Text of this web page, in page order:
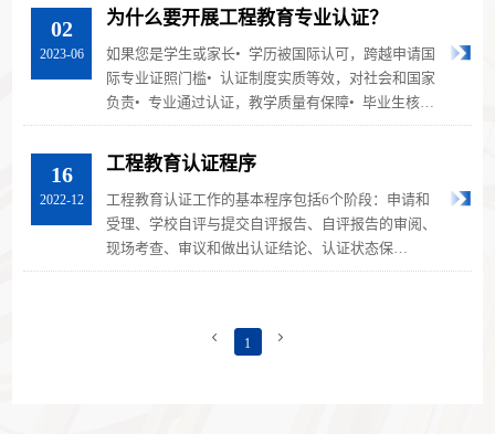
02
2023-06
为什么要开展工程教育专业认证？
如果您是学生或家长• 学历被国际认可，跨越申请国
际专业证照门槛• 认证制度实质等效，对社会和国家
负责• 专业通过认证，教学质量有保障• 毕业生核心
能力明确，增强就业竞争力...
16
2022-12
工程教育认证程序
工程教育认证工作的基本程序包括6个阶段：申请和
受理、学校自评与提交自评报告、自评报告的审阅、
现场考查、审议和做出认证结论、认证状态保
持。 1 申请和受理 工...
 1 